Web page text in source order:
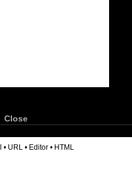
Close
• URL • Editor • HTML